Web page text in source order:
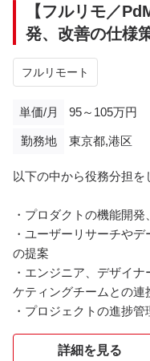
・ユーザーインタビュ
チームと議論しながら
にする
・エンジニア・デザイ
複数の職種と連携し、チ
進
【フルリモ／
発、改善の仕様
フルリモート
単価/月 95～105万円
勤務地 東京都,港区
以下の中から役務分担を
・プロダクトの機能開
・ユーザーリサーチや
の提案
・エンジニア、デザイ
ケティングチームとの
・プロジェクトの進捗
・開発チームが最大限
詳細を見る